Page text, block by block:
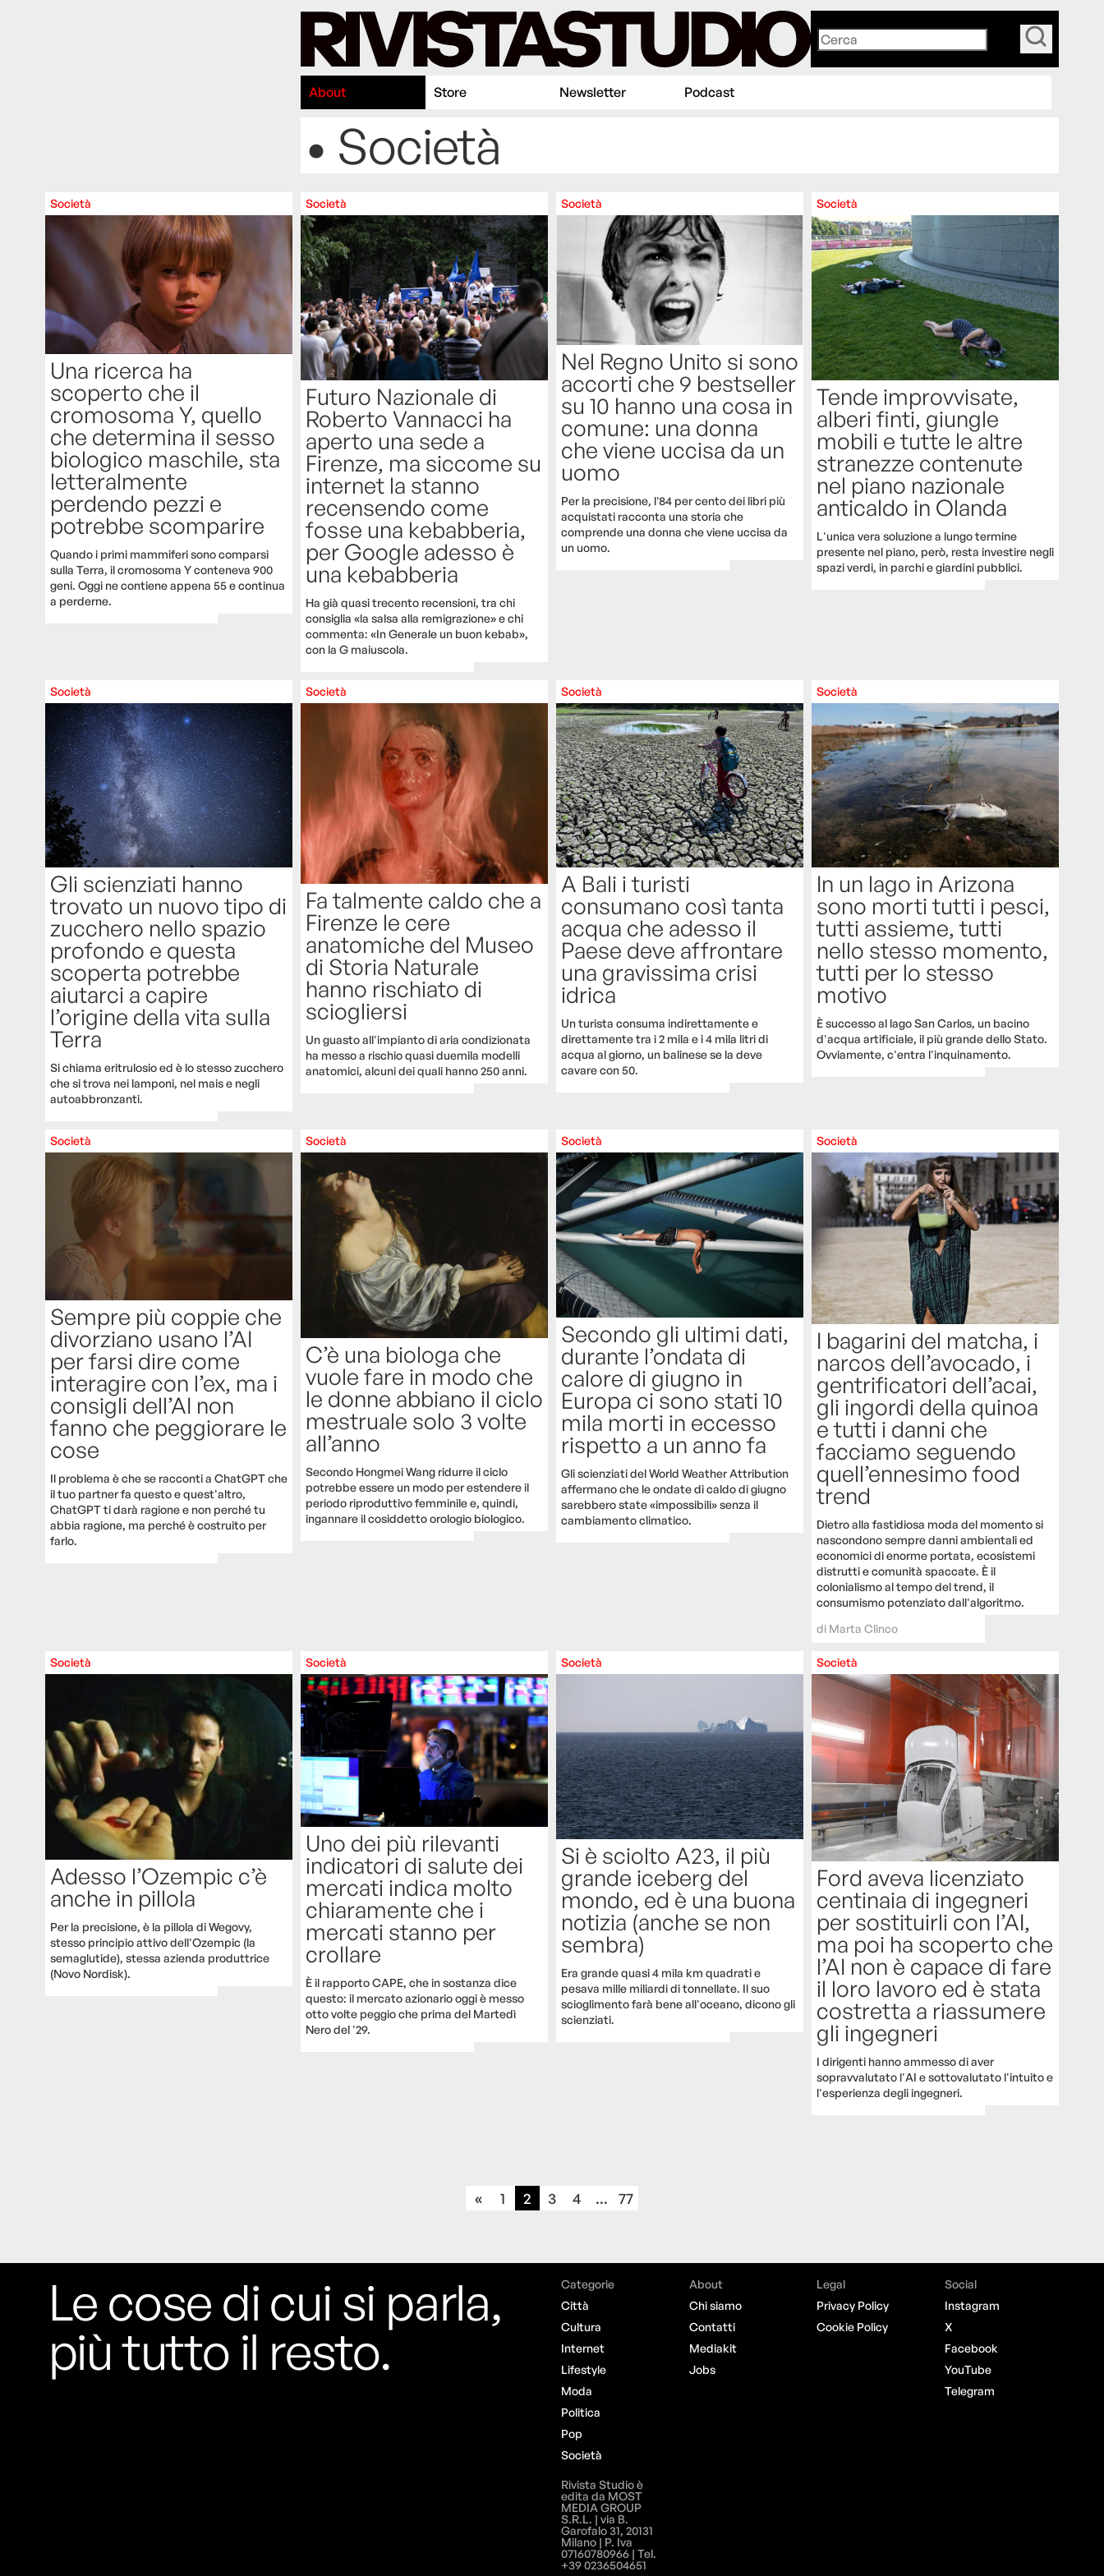
About Store Newsletter Podcast
• Società
Società
Una ricerca ha
scoperto che il
cromosoma Y, quello
che determina il sesso
biologico maschile, sta
letteralmente
perdendo pezzi e
potrebbe scomparire
Quando i primi mammiferi sono comparsi
sulla Terra, il cromosoma Y conteneva 900
geni. Oggi ne contiene appena 55 e continua
a perderne.
Società
Futuro Nazionale di
Roberto Vannacci ha
aperto una sede a
Firenze, ma siccome su
internet la stanno
recensendo come
fosse una kebabberia,
per Google adesso è
una kebabberia
Ha già quasi trecento recensioni, tra chi
consiglia «la salsa alla remigrazione» e chi
commenta: «In Generale un buon kebab»,
con la G maiuscola.
Società
Nel Regno Unito si sono
accorti che 9 bestseller
su 10 hanno una cosa in
comune: una donna
che viene uccisa da un
uomo
Per la precisione, l'84 per cento dei libri più
acquistati racconta una storia che
comprende una donna che viene uccisa da
un uomo.
Società
Tende improvvisate,
alberi finti, giungle
mobili e tutte le altre
stranezze contenute
nel piano nazionale
anticaldo in Olanda
L'unica vera soluzione a lungo termine
presente nel piano, però, resta investire negli
spazi verdi, in parchi e giardini pubblici.
Società
Gli scienziati hanno
trovato un nuovo tipo di
zucchero nello spazio
profondo e questa
scoperta potrebbe
aiutarci a capire
l’origine della vita sulla
Terra
Si chiama eritrulosio ed è lo stesso zucchero
che si trova nei lamponi, nel mais e negli
autoabbronzanti.
Società
Fa talmente caldo che a
Firenze le cere
anatomiche del Museo
di Storia Naturale
hanno rischiato di
sciogliersi
Un guasto all'impianto di aria condizionata
ha messo a rischio quasi duemila modelli
anatomici, alcuni dei quali hanno 250 anni.
Società
A Bali i turisti
consumano così tanta
acqua che adesso il
Paese deve affrontare
una gravissima crisi
idrica
Un turista consuma indirettamente e
direttamente tra i 2 mila e i 4 mila litri di
acqua al giorno, un balinese se la deve
cavare con 50.
Società
In un lago in Arizona
sono morti tutti i pesci,
tutti assieme, tutti
nello stesso momento,
tutti per lo stesso
motivo
È successo al lago San Carlos, un bacino
d'acqua artificiale, il più grande dello Stato.
Ovviamente, c'entra l'inquinamento.
Società
Sempre più coppie che
divorziano usano l’AI
per farsi dire come
interagire con l’ex, ma i
consigli dell’AI non
fanno che peggiorare le
cose
Il problema è che se racconti a ChatGPT che
il tuo partner fa questo e quest'altro,
ChatGPT ti darà ragione e non perché tu
abbia ragione, ma perché è costruito per
farlo.
Società
C’è una biologa che
vuole fare in modo che
le donne abbiano il ciclo
mestruale solo 3 volte
all’anno
Secondo Hongmei Wang ridurre il ciclo
potrebbe essere un modo per estendere il
periodo riproduttivo femminile e, quindi,
ingannare il cosiddetto orologio biologico.
Società
Secondo gli ultimi dati,
durante l’ondata di
calore di giugno in
Europa ci sono stati 10
mila morti in eccesso
rispetto a un anno fa
Gli scienziati del World Weather Attribution
affermano che le ondate di caldo di giugno
sarebbero state «impossibili» senza il
cambiamento climatico.
Società
I bagarini del matcha, i
narcos dell’avocado, i
gentrificatori dell’acai,
gli ingordi della quinoa
e tutti i danni che
facciamo seguendo
quell’ennesimo food
trend
Dietro alla fastidiosa moda del momento si
nascondono sempre danni ambientali ed
economici di enorme portata, ecosistemi
distrutti e comunità spaccate. È il
colonialismo al tempo del trend, il
consumismo potenziato dall'algoritmo.
di Marta Clinco
Società
Adesso l’Ozempic c’è
anche in pillola
Per la precisione, è la pillola di Wegovy,
stesso principio attivo dell'Ozempic (la
semaglutide), stessa azienda produttrice
(Novo Nordisk).
Società
Uno dei più rilevanti
indicatori di salute dei
mercati indica molto
chiaramente che i
mercati stanno per
crollare
È il rapporto CAPE, che in sostanza dice
questo: il mercato azionario oggi è messo
otto volte peggio che prima del Martedì
Nero del '29.
Società
Si è sciolto A23, il più
grande iceberg del
mondo, ed è una buona
notizia (anche se non
sembra)
Era grande quasi 4 mila km quadrati e
pesava mille miliardi di tonnellate. Il suo
scioglimento farà bene all'oceano, dicono gli
scienziati.
Società
Ford aveva licenziato
centinaia di ingegneri
per sostituirli con l’AI,
ma poi ha scoperto che
l’AI non è capace di fare
il loro lavoro ed è stata
costretta a riassumere
gli ingegneri
I dirigenti hanno ammesso di aver
sopravvalutato l'AI e sottovalutato l'intuito e
l'esperienza degli ingegneri.
« 1 2 3 4 ... 77
Le cose di cui si parla,
più tutto il resto.
Categorie
Città
Cultura
Internet
Lifestyle
Moda
Politica
Pop
Società
About
Chi siamo
Contatti
Mediakit
Jobs
Legal
Privacy Policy
Cookie Policy
Social
Instagram
X
Facebook
YouTube
Telegram
Rivista Studio è
edita da MOST
MEDIA GROUP
S.R.L. | via B.
Garofalo 31, 20131
Milano | P. Iva
07160780966 | Tel.
+39 0236504651